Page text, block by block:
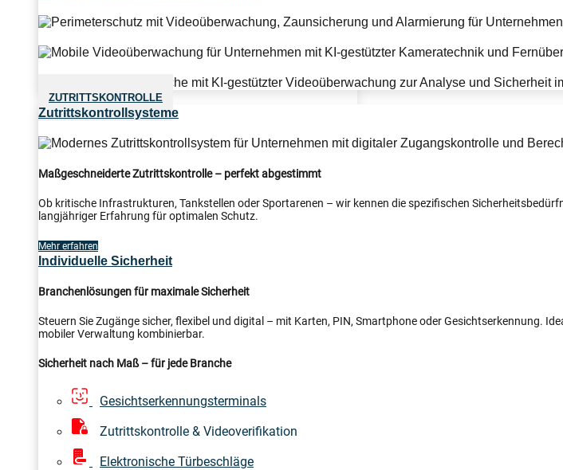
ZUTRITTSKONTROLLE
Zutrittskontrollsysteme
Maßgeschneiderte Zutrittskontrolle – perfekt abgestimmt
Ob kritische Infrastrukturen, Tankstellen oder Sportarenen – wir kennen die spezifischen
langjähriger Erfahrung für optimalen Schutz.
Mehr erfahren
Individuelle Sicherheit
Branchenlösungen für maximale Sicherheit
Steuern Sie Zugänge sicher, flexibel und digital – mit Karten, PIN, Smartphone oder Gesichtserkennung.
mobiler Verwaltung kombinierbar.
Sicherheit nach Maß – für jede Branche
Gesichtserkennungsterminals
Zutrittskontrolle & Videoverifikation
Elektronische Türbeschläge